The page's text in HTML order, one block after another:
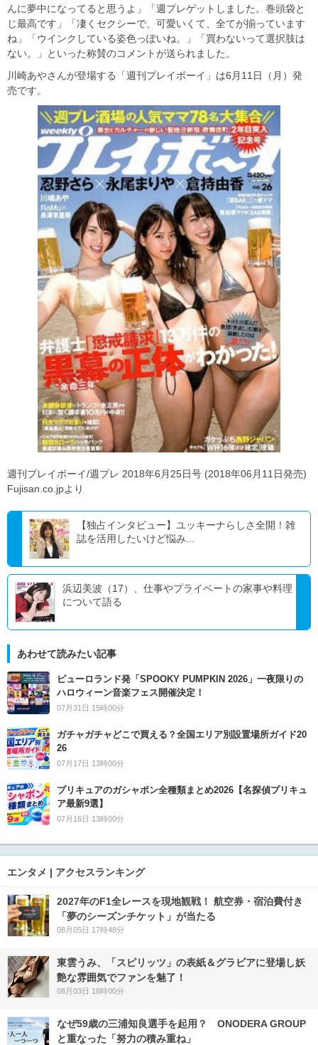
んに夢中になってると思うよ」「週プレゲットしました。巻頭袋と
じ最高です」「凄くセクシーで、可愛いくて、全てが揃っています
ね」「ウインクしている姿色っぽいね。」「買わないって選択肢は
ない。」といった称賛のコメントが送られました。
川崎あやさんが登場する「週刊プレイボーイ」は6月11日（月）発
売です。
週刊プレイボーイ/週プレ 2018年6月25日号 (2018年06月11日発売)
Fujisan.co.jpより
【独占インタビュー】ユッキーナらしさ全開！雑
誌を活用したいけど悩み...
浜辺美波（17）、仕事やプライベートの家事や料理
について語る
あわせて読みたい記事
ピューロランド発「SPOOKY PUMPKIN 2026」一夜限りの
ハロウィーン音楽フェス開催決定！
07月31日 15時00分
ガチャガチャどこで買える？全国エリア別設置場所ガイド20
26
07月17日 13時00分
プリキュアのガシャポン全種類まとめ2026【名探偵プリキュ
ア最新9選】
07月16日 13時00分
エンタメ | アクセスランキング
2027年のF1全レースを現地観戦！ 航空券・宿泊費付き
「夢のシーズンチケット」が当たる
08月05日 17時48分
東雲うみ、「スピリッツ」の表紙＆グラビアに登場し妖
艶な雰囲気でファンを魅了！
08月03日 18時00分
なぜ59歳の三浦知良選手を起用？ ONODERA GROUP
と重なった「努力の積み重ね」